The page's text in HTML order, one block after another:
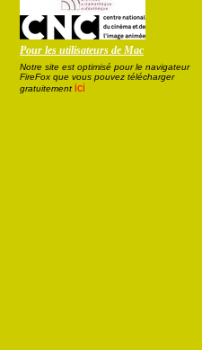
Pour les utilisateurs de Mac
Notre site est optimisé pour le navigateur
FireFox que vous pouvez télécharger
gratuitement ici